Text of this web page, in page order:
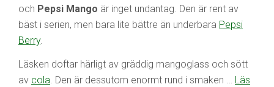
och Pepsi Mango är inget undantag. Den är rent av
bäst i serien, men bara lite bättre än underbara Pepsi
Berry.
Läsken doftar härligt av gräddig mangoglass och sött
av cola. Den är dessutom enormt rund i smaken … Läs